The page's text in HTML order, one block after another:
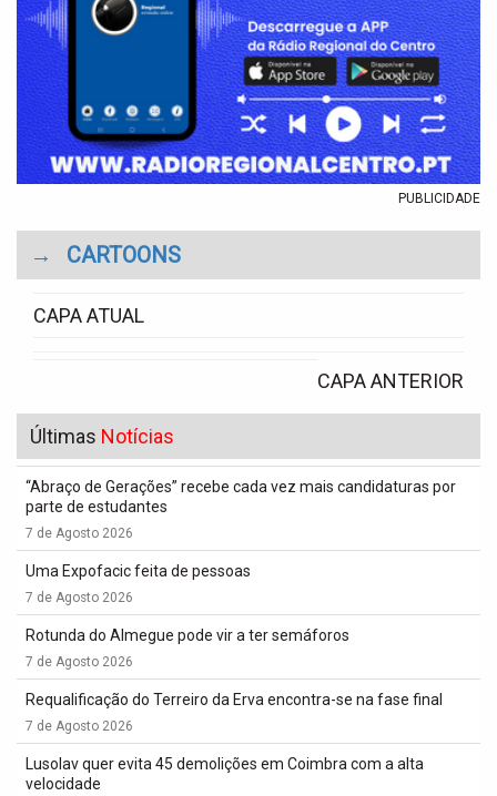
PUBLICIDADE
→ CARTOONS
CAPA ATUAL
CAPA ANTERIOR
Últimas Notícias
“Abraço de Gerações” recebe cada vez mais candidaturas por
parte de estudantes
7 de Agosto 2026
Uma Expofacic feita de pessoas
7 de Agosto 2026
Rotunda do Almegue pode vir a ter semáforos
7 de Agosto 2026
Requalificação do Terreiro da Erva encontra-se na fase final
7 de Agosto 2026
Lusolav quer evita 45 demolições em Coimbra com a alta
velocidade